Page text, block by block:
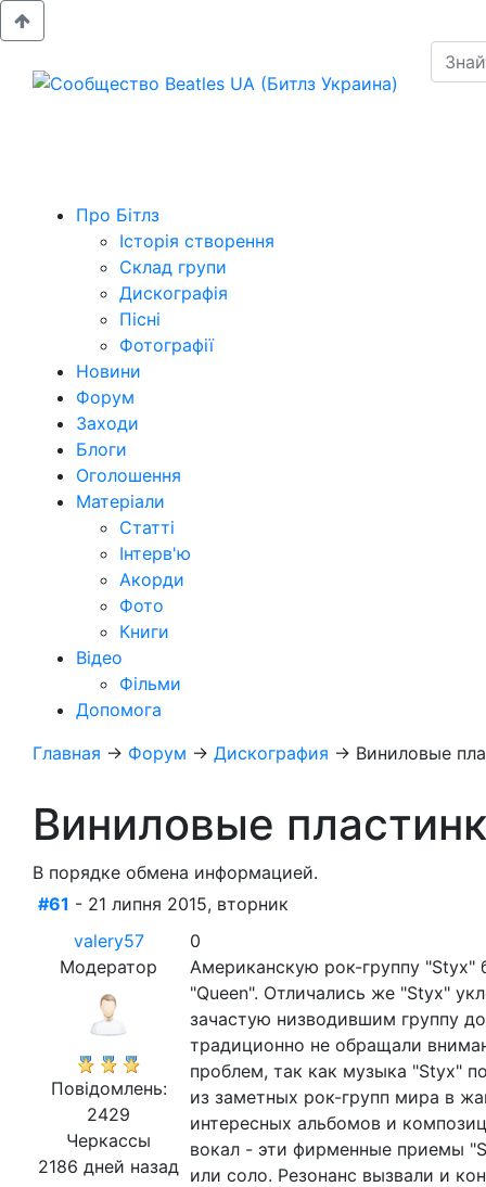
Про Бітлз
Історія створення
Склад групи
Дискографія
Пісні
Фотографії
Новини
Форум
Заходи
Блоги
Оголошення
Матеріали
Статті
Інтерв'ю
Акорди
Фото
Книги
Відео
Фільми
Допомога
Главная → Форум → Дискография → Виниловые
Виниловые
В порядке обмена информацией.
#61 - 21 липня 2015, вторник
valery57
Модератор
Повідомлень:
2429
Черкассы
2186 дней назад
0
Американскую рок-группу "Styx"
"Queen". Отличались же "Styx"
зачастую низводившим группу
традиционно не обращали
проблем, так как музыка "Styx"
из заметных рок-групп мира в
интересных альбомов и
вокал - эти фирменные приемы
или соло. Резонанс вызвали и